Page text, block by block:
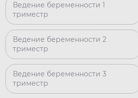
Ведение беременности 1
триместр
Ведение беременности 2
триместр
Ведение беременности 3
триместр